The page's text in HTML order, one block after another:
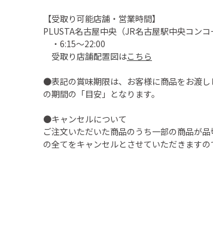
【受取り可能店舗・営業時間】
PLUSTA名古屋中央（JR名古屋駅中央コンコ
・6:15～22:00
受取り店舗配置図はこちら
●表記の賞味期限は、お客様に商品をお渡
の期間の「目安」となります。
●キャンセルについて
ご注文いただいた商品のうち一部の商品が
の全てをキャンセルとさせていただきますの